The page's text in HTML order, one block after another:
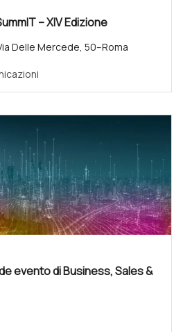
– XIV Edizione
Delle Mercede, 50–Roma
evento di Business, Sales &